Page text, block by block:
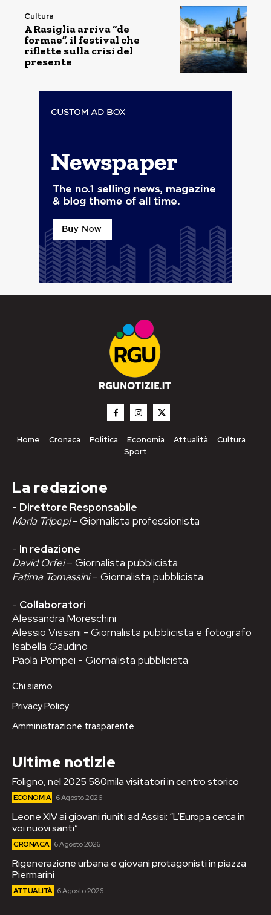
Cultura
A Rasiglia arriva “de
formae”, il festival che
riflette sulla crisi del
presente
Home Cronaca Politica Economia Attualità
Cultura
Sport
La redazione
- Direttore Responsabile
Maria Tripepi- Giornalista professionista
- In redazione
David Orfei– Giornalista pubblicista
Fatima Tomassini– Giornalista pubblicista
- Collaboratori
Alessandra Moreschini
Alessio Vissani - Giornalista pubblicista e fotografo
Isabella Gaudino
Paola Pompei - Giornalista pubblicista
Chi siamo
Privacy Policy
Amministrazione trasparente
Ultime notizie
Foligno, nel 2025 580mila visitatori in centro storico
ECONOMIA 6 Agosto 2026
Leone XIV ai giovani riuniti ad Assisi: “L’Europa cerca in
voi nuovi santi”
CRONACA 6 Agosto 2026
Rigenerazione urbana e giovani protagonisti in piazza
Piermarini
ATTUALITÀ 6 Agosto 2026